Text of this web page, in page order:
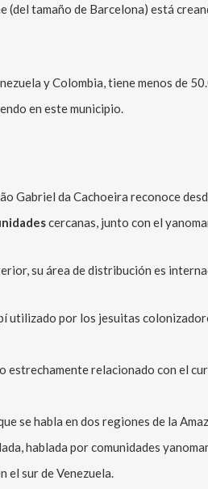
(del tamaño de Barcelona) está
y Colombia, tiene menos de
en este municipio.
Gabriel da Cachoeira reconoce
cercanas, junto con el
su área de distribución es
utilizado por los jesuitas
estrechamente relacionado con el
se habla en dos regiones de la
hablada por comunidades
el sur de Venezuela.